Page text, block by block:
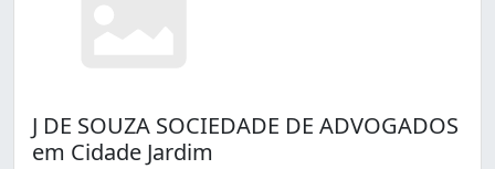
J DE SOUZA SOCIEDADE DE ADVOGADOS
em Cidade Jardim